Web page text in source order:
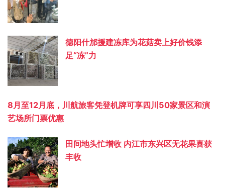
德阳什邡援建冻库为花菇卖上好价钱添
足“冻”力
8月至12月底，川航旅客凭登机牌可享四川50家景区和演
艺场所门票优惠
田间地头忙增收 内江市东兴区无花果喜获
丰收